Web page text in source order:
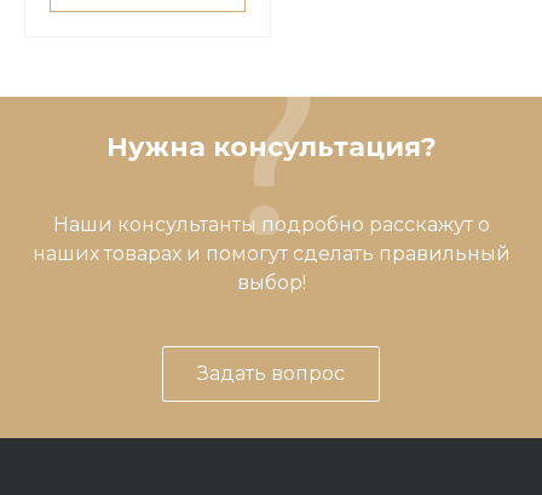
Нужна консультация?
Наши консультанты подробно расскажут о
наших товарах и помогут сделать правильный
выбор!
Задать вопрос